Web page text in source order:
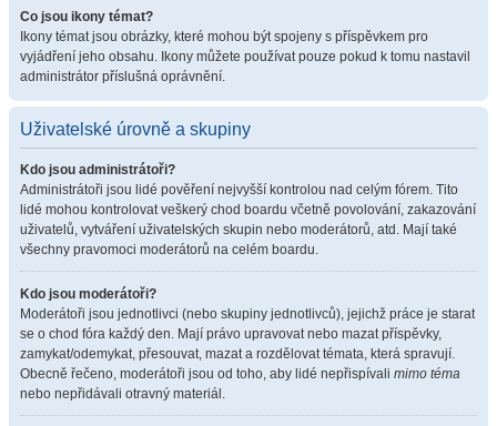
Co jsou ikony témat?
Ikony témat jsou obrázky, které mohou být spojeny s příspěvkem pro
vyjádření jeho obsahu. Ikony můžete používat pouze pokud k tomu nastavil
administrátor příslušná oprávnění.
Uživatelské úrovně a skupiny
Kdo jsou administrátoři?
Administrátoři jsou lidé pověření nejvyšší kontrolou nad celým fórem. Tito
lidé mohou kontrolovat veškerý chod boardu včetně povolování, zakazování
uživatelů, vytváření uživatelských skupin nebo moderátorů, atd. Mají také
všechny pravomoci moderátorů na celém boardu.
Kdo jsou moderátoři?
Moderátoři jsou jednotlivci (nebo skupiny jednotlivců), jejichž práce je starat
se o chod fóra každý den. Mají právo upravovat nebo mazat příspěvky,
zamykat/odemykat, přesouvat, mazat a rozdělovat témata, která spravují.
Obecně řečeno, moderátoři jsou od toho, aby lidé nepřispívali mimo téma
nebo nepřidávali otravný materiál.